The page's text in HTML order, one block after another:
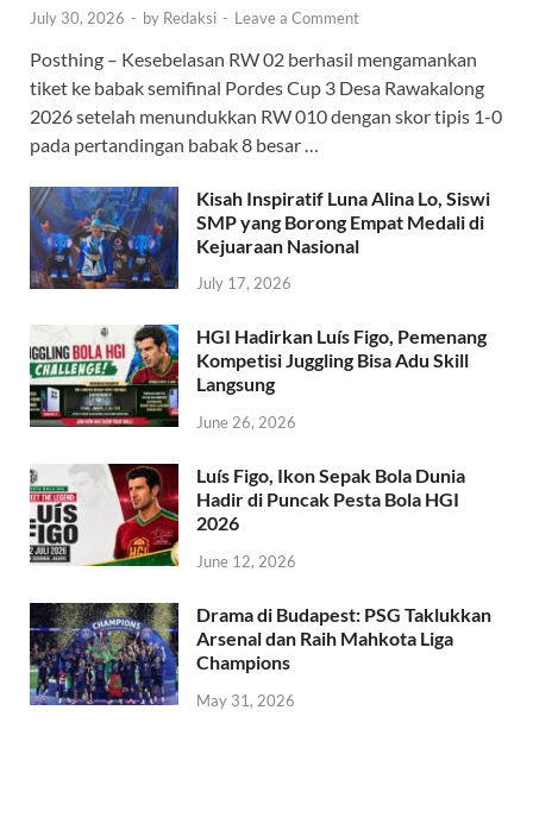
July 30, 2026 - by Redaksi - Leave a Comment
Posthing – Kesebelasan RW 02 berhasil mengamankan
tiket ke babak semifinal Pordes Cup 3 Desa Rawakalong
2026 setelah menundukkan RW 010 dengan skor tipis 1-0
pada pertandingan babak 8 besar …
Kisah Inspiratif Luna Alina Lo, Siswi
SMP yang Borong Empat Medali di
Kejuaraan Nasional
July 17, 2026
HGI Hadirkan Luís Figo, Pemenang
Kompetisi Juggling Bisa Adu Skill
Langsung
June 26, 2026
Luís Figo, Ikon Sepak Bola Dunia
Hadir di Puncak Pesta Bola HGI
2026
June 12, 2026
Drama di Budapest: PSG Taklukkan
Arsenal dan Raih Mahkota Liga
Champions
May 31, 2026